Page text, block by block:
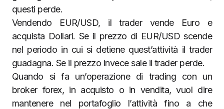
questi perde.
Vendendo EUR/USD, il trader vende Euro e
acquista Dollari. Se il prezzo di EUR/USD scende
nel periodo in cui si detiene quest’attività il trader
guadagna. Se il prezzo invece sale il trader perde.
Quando si fa un’operazione di trading con un
broker forex, in acquisto o in vendita, vuol dire
mantenere nel portafoglio l’attività fino a che